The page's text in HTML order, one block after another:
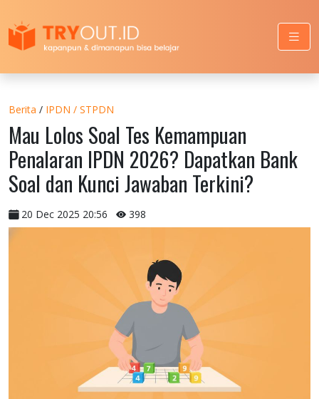
Berita / IPDN / STPDN
Mau Lolos Soal Tes Kemampuan
Penalaran IPDN 2026? Dapatkan Bank
Soal dan Kunci Jawaban Terkini?
20 Dec 2025 20:56 398